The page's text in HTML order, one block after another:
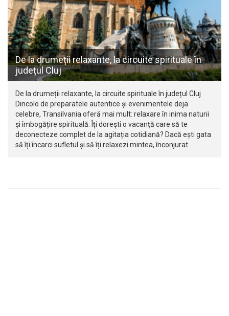
De la drumeții relaxante, la circuite spirituale în
județul Cluj
De la drumeții relaxante, la circuite spirituale în județul Cluj
Dincolo de preparatele autentice și evenimentele deja
celebre, Transilvania oferă mai mult: relaxare în inima naturii
și îmbogățire spirituală. Îți dorești o vacanță care să te
deconecteze complet de la agitația cotidiană? Dacă ești gata
să îți încarci sufletul și să îți relaxezi mintea, înconjurat…